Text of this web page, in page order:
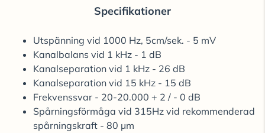
Specifikationer
Utspänning vid 1000 Hz, 5cm/sek. - 5 mV
Kanalbalans vid 1 kHz - 1 dB
Kanalseparation vid 1 kHz - 26 dB
Kanalseparation vid 15 kHz - 15 dB
Frekvenssvar - 20-20.000 + 2 / - 0 dB
Spårningsförmåga vid 315Hz vid rekommenderad
spårningskraft - 80 µm